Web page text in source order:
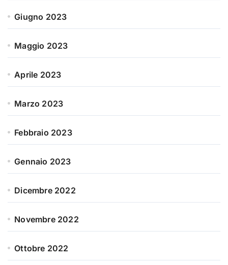
Giugno 2023
Maggio 2023
Aprile 2023
Marzo 2023
Febbraio 2023
Gennaio 2023
Dicembre 2022
Novembre 2022
Ottobre 2022